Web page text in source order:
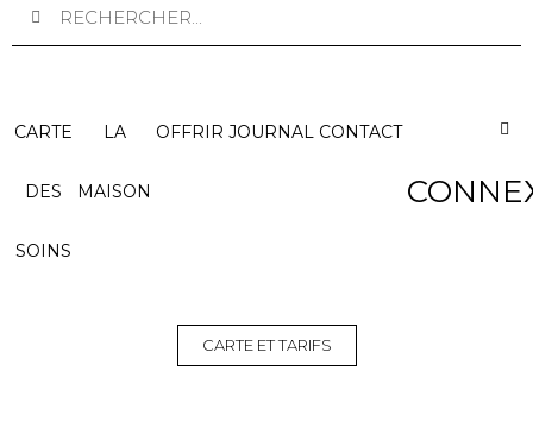
CARTE
DES
SOINS
LA
MAISON
OFFRIR JOURNAL CONTACT
CARTE ET TARIFS